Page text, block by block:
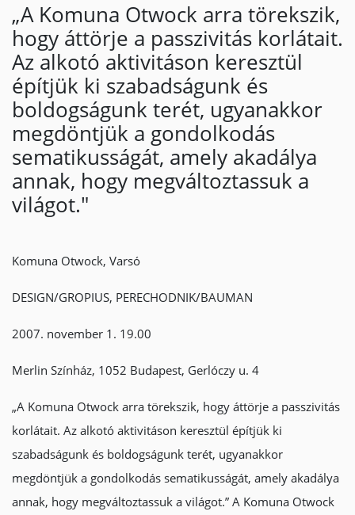
„A Komuna Otwock arra törekszik,
hogy áttörje a passzivitás korlátait.
Az alkotó aktivitáson keresztül
építjük ki szabadságunk és
boldogságunk terét, ugyanakkor
megdöntjük a gondolkodás
sematikusságát, amely akadálya
annak, hogy megváltoztassuk a
világot."
Komuna Otwock, Varsó
DESIGN/GROPIUS, PERECHODNIK/BAUMAN
2007. november 1. 19.00
Merlin Színház, 1052 Budapest, Gerlóczy u. 4
„A Komuna Otwock arra törekszik, hogy áttörje a passzivitás
korlátait. Az alkotó aktivitáson keresztül építjük ki
szabadságunk és boldogságunk terét, ugyanakkor
megdöntjük a gondolkodás sematikusságát, amely akadálya
annak, hogy megváltoztassuk a világot.” A Komuna Otwock